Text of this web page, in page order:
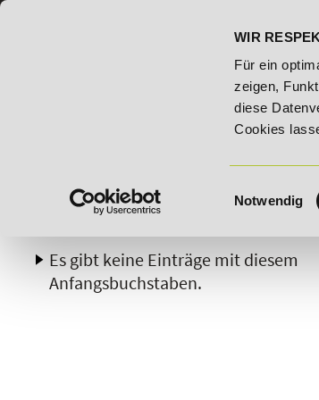
WIR
Für ein
zeigen,
diese
Cookies
Notwendig
20% Rabatt bis
B C
Es gibt keine Einträge mit diesem
Anfangsbuchstaben.